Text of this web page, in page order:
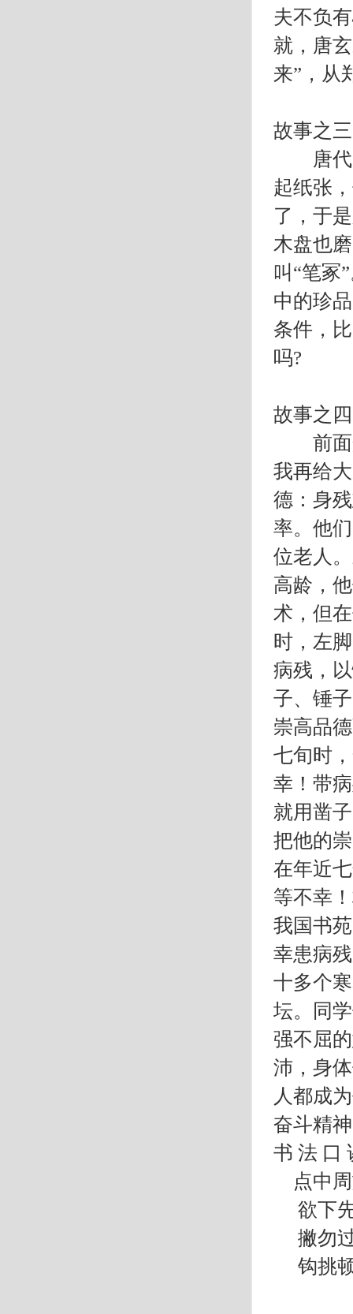
夫不负
就，唐
来”，从
故事之
唐代的
起纸张
了，于
木盘也
叫“笔冢
中的珍
条件，
吗?
故事之
前面介
我再给
德：身
率。他
位老人
高龄，
术，但
时，左
病残，
子、锤
崇高品
七旬时
幸！带
就用凿
把他的
在年近
等不幸
我国书
幸患病
十多个
坛。同
强不屈
沛，身
人都成
奋斗精
书 法 口
点中周
欲下先
撇勿过
钩挑顿